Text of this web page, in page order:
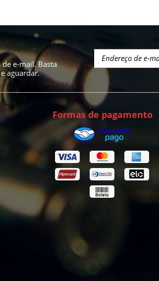
e-mail. Basta
aguardar.
Formas de pagamento